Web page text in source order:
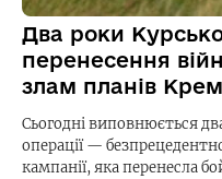
Два роки
перенесення
злам планів
Сьогодні виповнюється
операції —
кампанії, яка перенесла